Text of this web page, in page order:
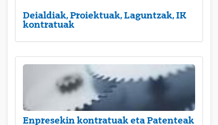
Deialdiak, Proiektuak, Laguntzak, IK
kontratuak
Enpresekin kontratuak eta Patenteak